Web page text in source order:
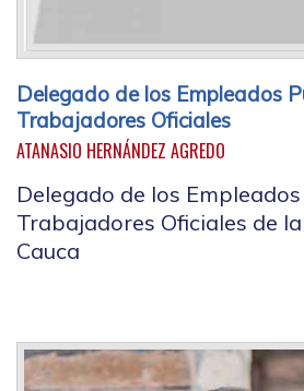
Delegado de los Empleados
Trabajadores Oficiales
ATANASIO HERNÁNDEZ AGREDO
Delegado de los
Trabajadores Oficiales de
Cauca